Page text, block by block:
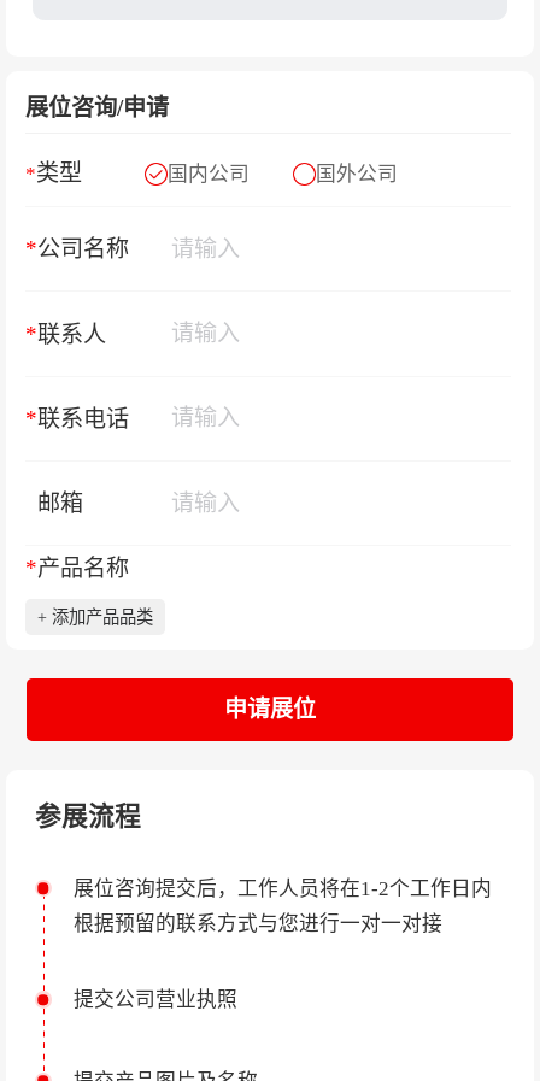
展位咨询/申请
*类型 国内公司 国外公司
*公司名称
*联系人
*联系电话
邮箱
*产品名称
+ 添加产品品类
申请展位
参展流程
展位咨询提交后，工作人员将在1-2个工作日内
根据预留的联系方式与您进行一对一对接
提交公司营业执照